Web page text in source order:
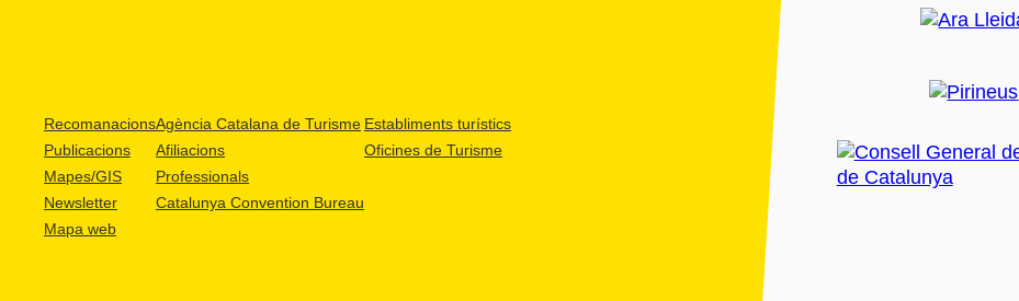
Recomanacions
Publicacions
Mapes/GIS
Newsletter
Mapa web
Agència Catalana de Turisme
Afiliacions
Professionals
Catalunya Convention Bureau
Establiments turístics
Oficines de Turisme